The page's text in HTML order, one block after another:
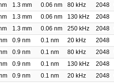
1.3 mm 0.06 nm 80 kHz 2048
1.3 mm 0.06 nm 130 kHz 2048
1.3 mm 0.06 nm 250 kHz 2048
0.9 nm 0.1 nm 20 kHz 2048
0.9 nm 0.1 nm 80 kHz 2048
0.9 nm 0.1 nm 130 kHz 2048
0.9 nm 0.1 nm 20 kHz 2048